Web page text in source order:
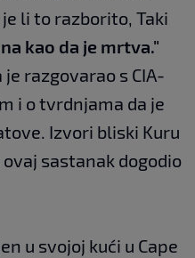
li to razborito, Taki
kao da je mrtva."
razgovarao s CIA-
i o tvrdnjama da je
Izvori bliski Kuru
ovaj sastanak dogodio
u svojoj kući u Cape